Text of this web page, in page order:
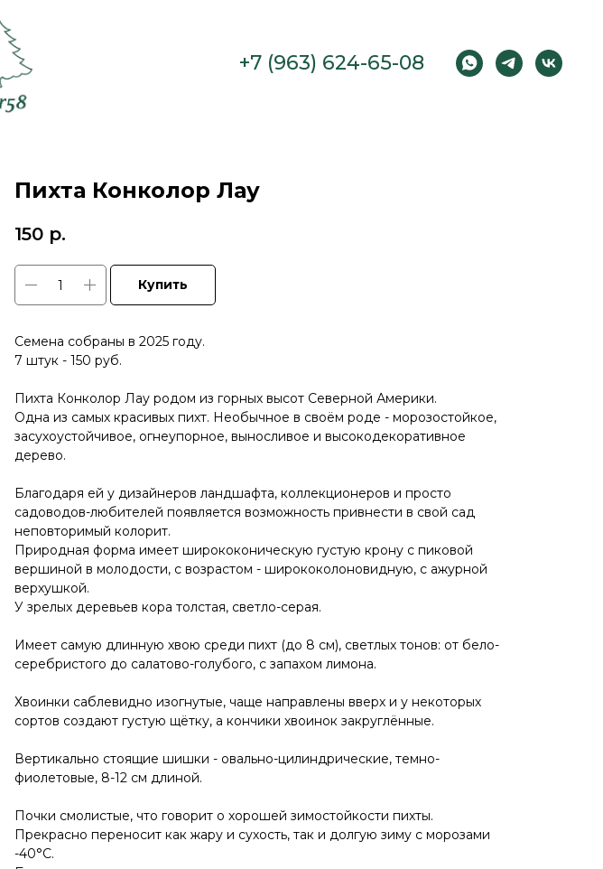
+7 (963) 624-65-08
Пихта Конколор Лау
150 р.
Купить
Семена собраны в 2025 году.
7 штук - 150 руб.
Пихта Конколор Лау родом из горных высот Северной Америки.
Одна из самых красивых пихт. Необычное в своём роде - морозостойкое,
засухоустойчивое, огнеупорное, выносливое и высокодекоративное
дерево.
Благодаря ей у дизайнеров ландшафта, коллекционеров и просто
садоводов-любителей появляется возможность привнести в свой сад
неповторимый колорит.
Природная форма имеет ширококоническую густую крону с пиковой
вершиной в молодости, с возрастом - ширококолоновидную, с ажурной
верхушкой.
У зрелых деревьев кора толстая, светло-серая.
Имеет самую длинную хвою среди пихт (до 8 см), светлых тонов: от бело-
серебристого до салатово-голубого, с запахом лимона.
Хвоинки саблевидно изогнутые, чаще направлены вверх и у некоторых
сортов создают густую щётку, а кончики хвоинок закруглённые.
Вертикально стоящие шишки - овально-цилиндрические, темно-
фиолетовые, 8-12 см длиной.
Почки смолистые, что говорит о хорошей зимостойкости пихты.
Прекрасно переносит как жару и сухость, так и долгую зиму с морозами
-40°С.